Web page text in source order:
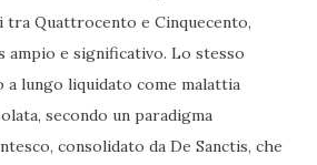
Quattrocento e Cinquecento,
ampio e significativo. Lo stesso
lungo liquidato come malattia
secondo un paradigma
consolidato da De Sanctis, che